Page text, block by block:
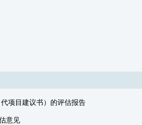
项目建议书）的评估报告
意见